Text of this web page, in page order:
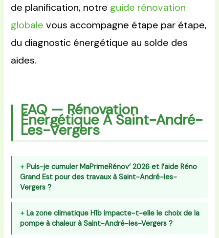
de planification, notre guide rénovation
globale vous accompagne étape par étape,
du diagnostic énergétique au solde des
aides.
FAQ — Rénovation
Énergétique À Saint-André-
Les-Vergers
Puis-je cumuler MaPrimeRénov’ 2026 et l’aide Réno
Grand Est pour des travaux à Saint-André-les-
Vergers ?
La zone climatique H1b impacte-t-elle le choix de la
pompe à chaleur à Saint-André-les-Vergers ?